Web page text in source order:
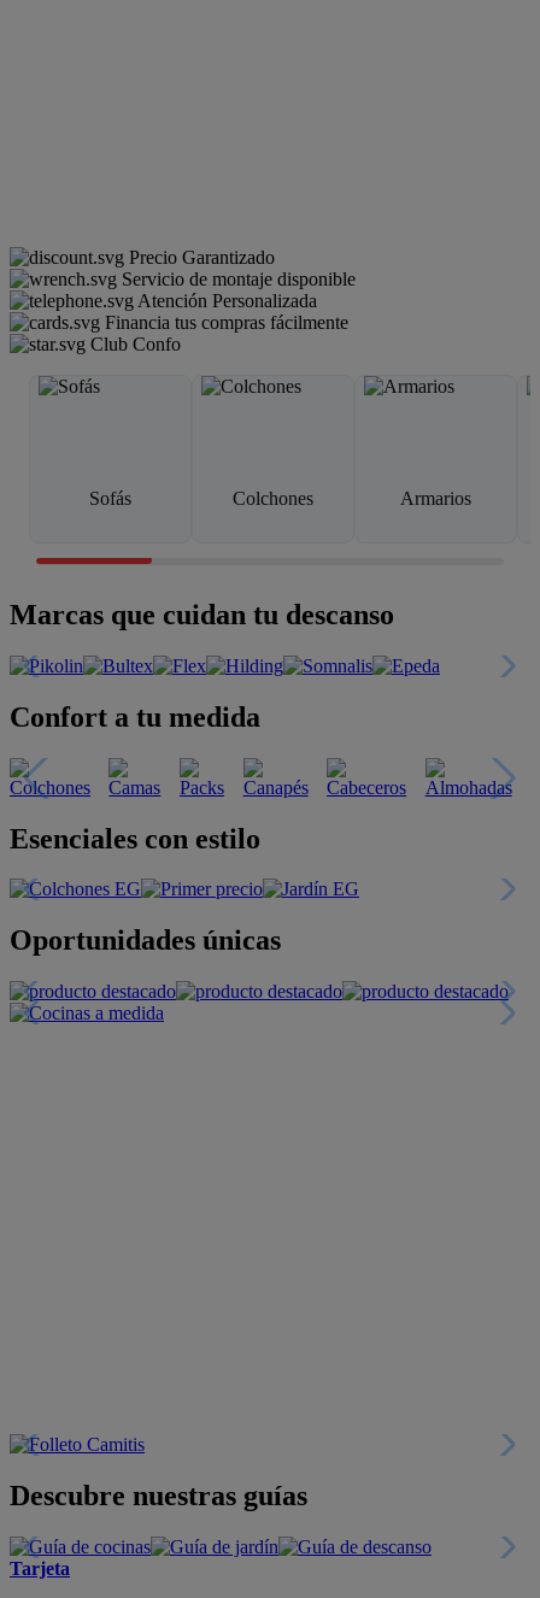
Precio Garantizado
Servicio de montaje disponible
Atención Personalizada
Financia tus compras fácilmente
Club Confo
Sofás Colchones Armarios
Marcas que cuidan tu descanso
Confort a tu medida
Esenciales con estilo
Oportunidades únicas
Descubre nuestras guías
Tarjeta